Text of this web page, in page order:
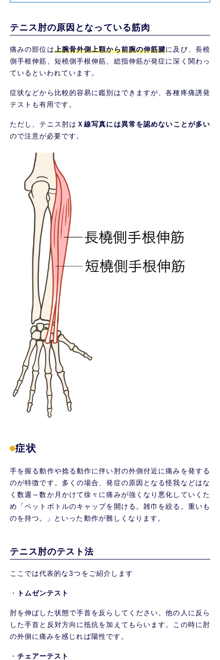
テニス肘の原因となっている筋肉
痛みの部位は上腕骨外側上顆から前腕の伸筋腱に及び、長橈
側手根伸筋、短橈側手根伸筋、総指伸筋が発症に深く関わっ
ているといわれています。
症状などから比較的容易に鑑別はできますが、各種疼痛誘発
テストも有用です。
ただし、テニス肘は Ｘ線写真には異常を認めないことが多い
ので注意が必要です。
症状
手を握る動作や捻る動作に伴い肘の外側付近に痛みを発する
のが特徴です。多くの場合、発症の原因となる怪我などはな
く数週～数か月かけて徐々に痛みが強くなり悪化していくた
め「ペットボトルのキャップを開ける。雑巾を絞る。重いも
のを持つ。」といった動作が難しくなります。
テニス肘のテスト法
ここでは代表的な3つをご紹介します
・ トムゼンテスト
肘を伸ばした状態で手首を反らしてください。他の人に反ら
した手首と反対方向に抵抗を加えてもらいます。この時に肘
の外側に痛みを感じれば陽性です。
・チェアーテスト